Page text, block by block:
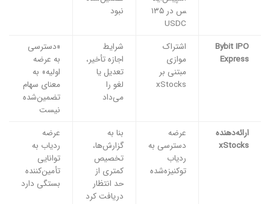
س در ۱۳۵
USDC
نبود
Bybit IPO
Express
اشتراک
موازی
مبتنی بر
xStocks
شرایط
اجازه تأخیر،
تعدیل یا
لغو را
می‌داد
«دسترسی
به عرضه
اولیه» به
معنای سهام
تضمین‌شده
نیست
ارائه‌دهنده
xStocks
عرضه
دسترسی به
ردیاب
توکنیزه‌شده
بنا به
گزارش‌ها،
تخصیص
کمتری از
حد انتظار
دریافت کرد
عرضه
ردیاب به
توانایی
تأمین‌کننده
بستگی دارد